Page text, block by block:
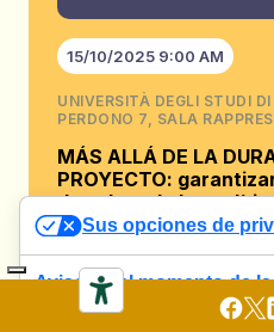
15/10/2025 9:00 AM
UNIVERSITÀ DEGLI STUDI
PERDONO 7, SALA
MÁS ALLÁ DE LA
PROYECTO:
duradero de las
África
PARALLEL SESSION
ENGLISH, FRENCH
Sus opciones de
Aviso en el momento de